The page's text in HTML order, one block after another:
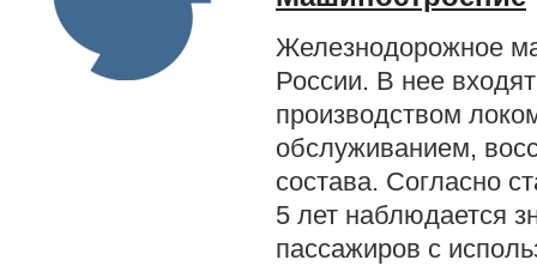
Железнодорожное
России. В нее
производством
обслуживанием,
состава. Согласно
5 лет наблюдается
пассажиров с